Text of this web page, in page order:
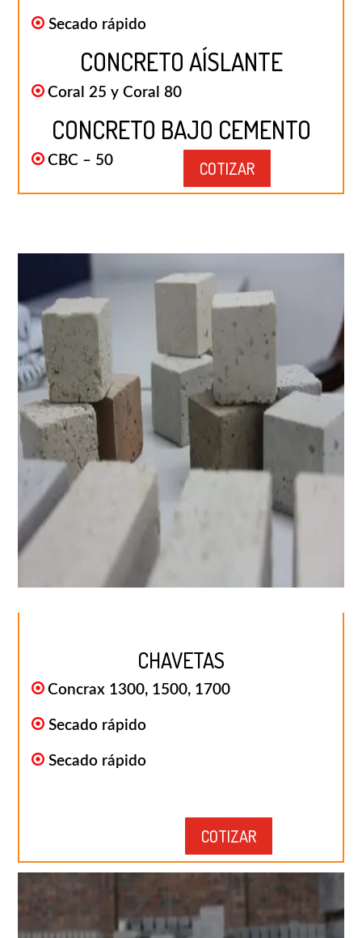
Secado rápido
CONCRETO AÍSLANTE
Coral 25 y Coral 80
CONCRETO BAJO CEMENTO
CBC – 50 COTIZAR
CHAVETAS
Concrax 1300, 1500, 1700
Secado rápido
Secado rápido
COTIZAR